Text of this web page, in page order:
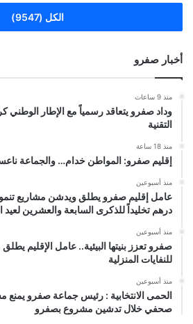
الكل (9547)
أخبار صفرو
منذ 9 ساعات
وداد صفرو يتعاقد رسمياً مع الإطار الوطني
التقنية
منذ 18 ساعة
إقليم صفرو: المواطن خدام… والجماعة
منذ أسبوعين
درهم تخليداً للذكرى السابعة والعشرين
منذ أسبوعين
صفرو تعزز بنيتها البيئية.. عامل الإقليم
للنفايات المنزلية
منذ أسبوعين
الحمى الانتخابية : رئيس جماعة صفرو يمنع
صحفي خلال تدشين مشروع بصفرو